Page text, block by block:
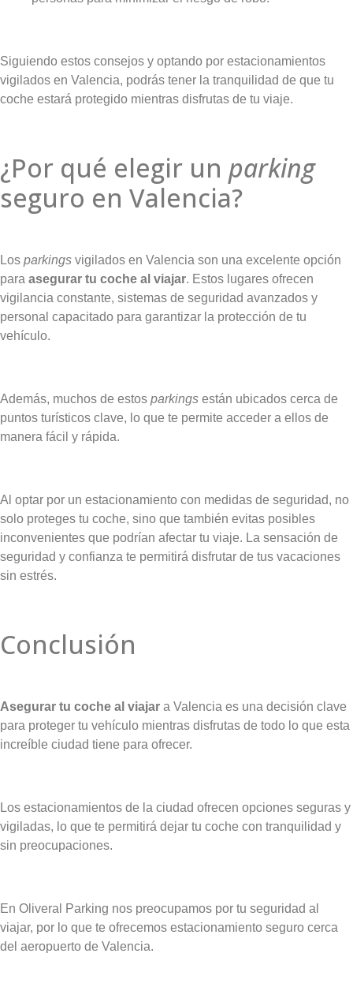
Siguiendo estos consejos y optando por estacionamientos
vigilados en Valencia, podrás tener la tranquilidad de que tu
coche estará protegido mientras disfrutas de tu viaje.
¿Por qué elegir un parking
seguro en Valencia?
Los parkings vigilados en Valencia son una excelente opción
para asegurar tu coche al viajar. Estos lugares ofrecen
vigilancia constante, sistemas de seguridad avanzados y
personal capacitado para garantizar la protección de tu
vehículo.
Además, muchos de estos parkings están ubicados cerca de
puntos turísticos clave, lo que te permite acceder a ellos de
manera fácil y rápida.
Al optar por un estacionamiento con medidas de seguridad, no
solo proteges tu coche, sino que también evitas posibles
inconvenientes que podrían afectar tu viaje. La sensación de
seguridad y confianza te permitirá disfrutar de tus vacaciones
sin estrés.
Conclusión
Asegurar tu coche al viajar a Valencia es una decisión clave
para proteger tu vehículo mientras disfrutas de todo lo que esta
increíble ciudad tiene para ofrecer.
Los estacionamientos de la ciudad ofrecen opciones seguras y
vigiladas, lo que te permitirá dejar tu coche con tranquilidad y
sin preocupaciones.
En Oliveral Parking nos preocupamos por tu seguridad al
viajar, por lo que te ofrecemos estacionamiento seguro cerca
del aeropuerto de Valencia.